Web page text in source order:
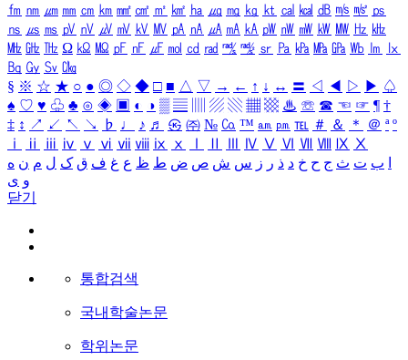
㎙ ㎚ ㎛ ㎜ ㎝ ㎞ ㎟ ㎠ ㎡ ㎢ ㏊ ㎍ ㎎ ㎏ ㏏ ㎈ ㎉ ㏈ ㎧ ㎨ ㎰
㎱ ㎲ ㎳ ㎴ ㎵ ㎶ ㎷ ㎸ ㎹ ㎀ ㎁ ㎂ ㎃ ㎄ ㎺ ㎻ ㎽ ㎾ ㎿ ㎐ ㎑
㎒ ㎓ ㎔ Ω ㏀ ㏁ ㎊ ㎋ ㎌ ㏖ ㏅ ㎭ ㎮ ㎯ ㏛ ㎩ ㎪ ㎫ ㎬ ㏝ ㏐
㏓
㏃ ㏉ ㏜ ㏆
§ ※ ☆ ★ ○ ● ◎ ◇ ◆ □ ■ △ ▽ → ← ↑ ↓ ↔ 〓 ◁ ◀ ▷ ▶ ♤
♠ ♡ ♥ ♧ ♣ ⊙ ◈ ▣ ◐ ◑ ▒ ▤ ▨ ▧ ▦ ▩ ♨ ☏ ☎ ☜ ☞ ¶ †
‡ ↕ ↗ ↙ ↖ ↘ ♭ ♩ ♪ ♬ ㉿ ㈜ № ㏇ ™ ㏂ ㏘ ℡ ＃ ＆ ＊ ＠ ª º
ⅰ
ⅱ ⅲ ⅳ ⅴ ⅵ ⅶ ⅷ ⅸ ⅹ Ⅳ Ⅴ Ⅵ Ⅶ Ⅷ Ⅸ Ⅹ
ب ت ث ج ح خ د ذ ر ز س ش ص ض ط ظ ع غ ف ق ک ل م ن ه
و ی
닫기
통합검색
국내학술논문
학위논문